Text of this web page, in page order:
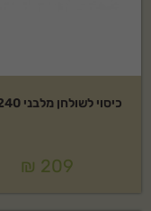
כיסוי לשולחן מלבני 240 ס"מ
₪ 209